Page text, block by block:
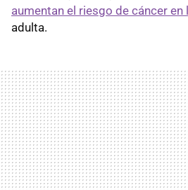
aumentan el riesgo de cáncer en
adulta.